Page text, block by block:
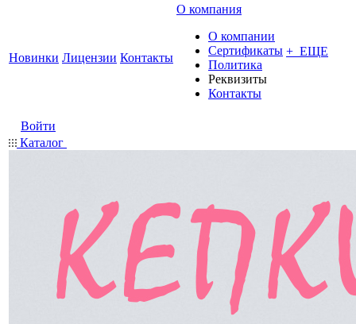
Новинки Лицензии Контакты
О компания
О компании
Сертификаты
Политика
Реквизиты
Контакты
+ ЕЩЕ
Войти
Каталог